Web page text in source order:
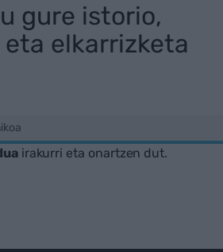
gure istorio,
elkarrizketa
irakurri eta onartzen dut.